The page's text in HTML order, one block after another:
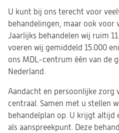
U kunt bij ons terecht voor
behandelingen, maar ook voor
Jaarlijks behandelen wij ruim
voeren wij gemiddeld 15.000
ons MDL-centrum één van de
Nederland.
Aandacht en persoonlijke zorg
centraal. Samen met u stellen
behandelplan op. U krijgt altijd
als aanspreekpunt. Deze